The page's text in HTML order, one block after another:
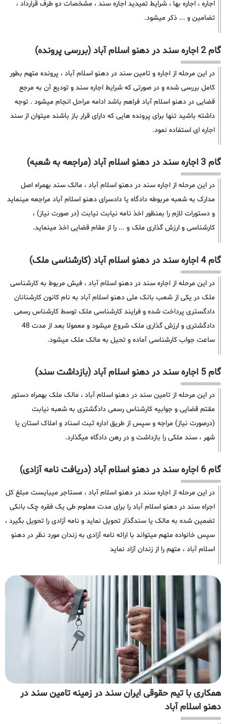
اجاره ، اجاره بها ، شرایط تمیدید اجاره سند ، مشخصات دو طرف قرارداد ،
تضامین و ... ذکر میشود.
گام 2 اجاره سند در دهنو اسلام آباد (بررسی پرونده)
در این مرحله از اجاره و تامین سند در دهنو اسلام آباد ، پرونده متهم بطور
کامل بررسی شده و در صورتی که شرایط اجاره سند و تودیع آن به مرجع
قضایی در دهنو اسلام آباد فراهم باشد ادامه مراحل انجام میشود . توجه
داشته باشید تنها برای پرونده هایی که دارای قرار باز باشند میتوان از سند
اجاره ای استفاده نمود.
گام 3 اجاره سند در دهنو اسلام آباد (مراجعه به شعبه)
در این مرحله از اجاره سند در دهنو اسلام آباد ، مالک سند بهمراه اصل
مدارک به شعبه مربوطه دادگاه یا دادسرای دهنو اسلام آباد مراجعه مینماید
و دستورات لازم را بمنظور اخذ نامه نیابت نیابت (در صورت نیاز) ،
کارشناسی و ارزش گذاری ملک و ... را از مقام قضایی اخذ مینماید.
گام 4 اجاره سند در دهنو اسلام آباد (کارشناسی ملک)
در این مرحله از اجاره سند در دهنو اسلام آباد ، فیش مربوط به کارشناسی
ملک در یکی از شعب بانک ملی دهنو اسلام آباد به نام کانون کارشنانان
دادگستری پرداخت شده و فرایند کارشناسی ملک توسط کارشناس رسمی
ساعت جواب کارشناسی آماده و تحیل به مالک ملک میشود.
گام 5 اجاره سند در دهنو اسلام آباد (بازداشت سند)
در این مرحله از تامین سند در دهنو اسلام آباد ، مالک ملک بهمراه دستور
مقتم قضایی و جوابیه کارشناس رسمی دادگشتری به شعبه نیابت
(درصورت نیاز) مراجه و سپس از طریق اداره ثبت اسناد و املاک استان یا
شهر ، سند ملکی را بازداشت و در رهن دادگاه میگذارد.
گام 6 اجاره سند در دهنو اسلام آباد (دریافت نامه آزادی)
در این مرحله از اجاره سند در دهنو اسلام آباد ، مستاجر میبایست مبلغ کل
اجراه سند در دهنو اسلام آباد را برای مدت معلوم طی یک فقره چک بانکی
تضمین شده به مالک یا سندگذار تحویل نماید و نامه آزادی را تحویل بگیرد ،
سپس خانواده متهم میتواند با ارائه نامه آزادی به زندان مورد نظر در دهنو
اسلام آباد ، متهم را از زندان آزاد نماید
همکاری با تیم حقوقی ایران سند در زمینه تامین سند در
دهنو اسلام آباد